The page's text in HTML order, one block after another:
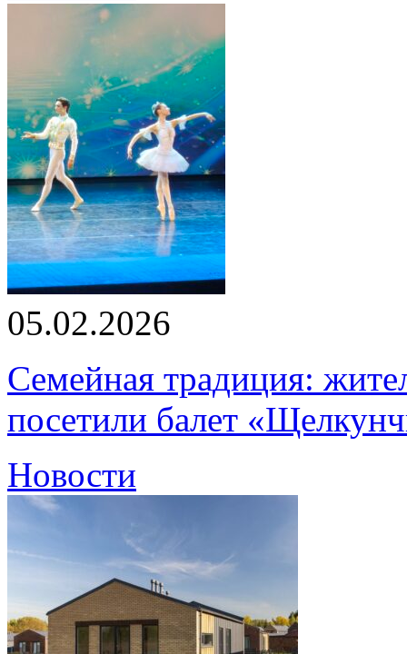
05.02.2026
Семейная традиция:
посетили балет
Новости